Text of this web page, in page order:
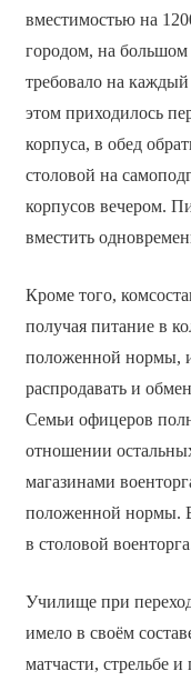
вместимостью на
городом, на большом
требовало на
этом приходилось
корпуса, в обед
столовой на
корпусов вечером.
вместить
Кроме того,
получая питание в
положенной нормы,
распродавать и
Семьи офицеров
отношении
магазинами
положенной нормы.
в столовой
Училище при
имело в своём
матчасти, стрельбе